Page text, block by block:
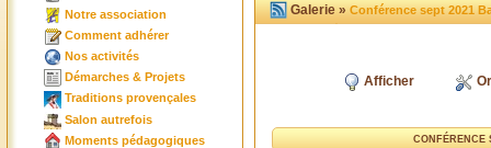
Notre association
Comment adhérer
Nos activités
Démarches & Projets
Traditions provençales
Salon autrefois
Moments pédagogiques
Galerie »Conférence sept 2021
Afficher
CONFÉRENCE